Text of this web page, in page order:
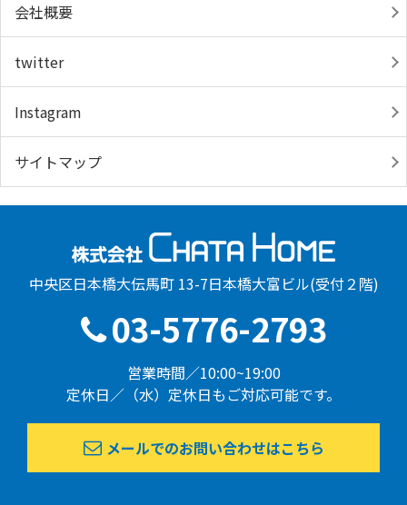
会社概要
twitter
Instagram
サイトマップ
中央区日本橋大伝馬町 13-7日本橋大富ビル(受付２階)
03-5776-2793
営業時間／10:00~19:00
定休日／（水）定休日もご対応可能です。
メールでのお問い合わせはこちら